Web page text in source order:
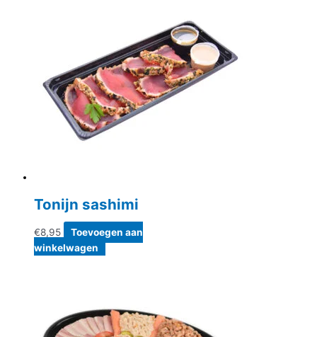
Tonijn sashimi
€8,95
Toevoegen aan
winkelwagen